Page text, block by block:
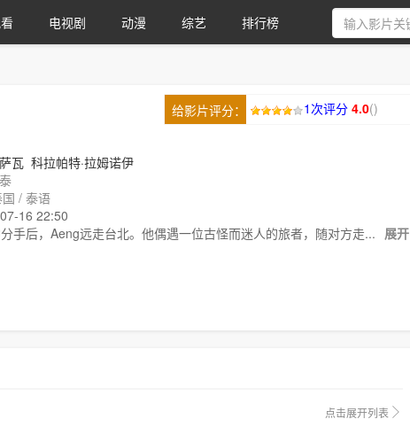
电视剧 动漫 综艺 排行榜
给影片评分： 4.0(
1次评分 )
瓦 科拉帕特·拉姆诺伊
/ 泰语
16 22:50
手后，Aeng远走台北。他偶遇一位古怪而迷人的旅者，随对方走... 展开
点击展开列表